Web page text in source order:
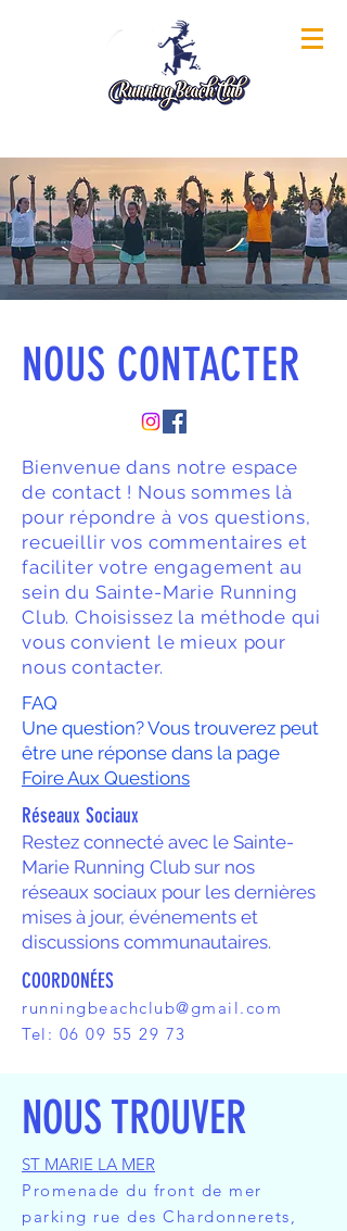
NOUS CONTACTER
Bienvenue dans notre espace
de contact ! Nous sommes là
pour répondre à vos questions,
recueillir vos commentaires et
faciliter votre engagement au
sein du Sainte-Marie Running
Club. Choisissez la méthode qui
vous convient le mieux pour
nous contacter.
FAQ
Une question? Vous trouverez peut
être une réponse dans la page
Foire Aux Questions
Réseaux Sociaux
Restez connecté avec le Sainte-
Marie Running Club sur nos
réseaux sociaux pour les dernières
mises à jour, événements et
discussions communautaires.
COORDONÉES
runningbeachclub@gmail.com
Tel: 06 09 55 29 73
NOUS TROUVER
ST MARIE LA MER
Promenade du front de mer
parking rue des Chardonnerets,